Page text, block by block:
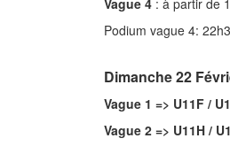
Podium vague 4:
Dimanche 22
Vague 1 => U11F /
Vague 2 => U11H /